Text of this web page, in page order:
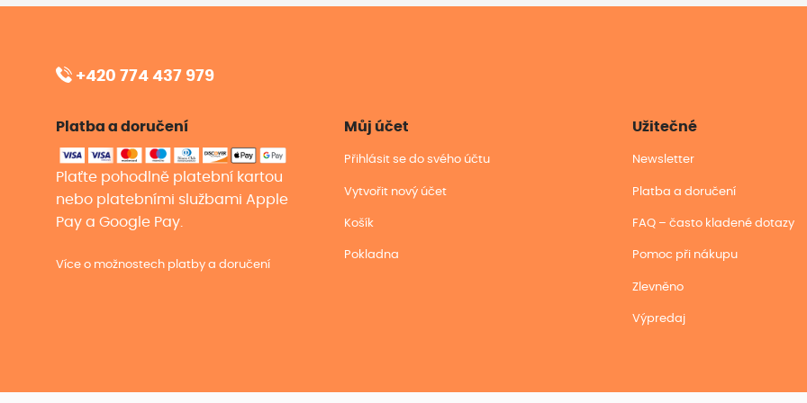
+420 774 437 979
Platba a doručení
Plaťte pohodlně platební kartou
nebo platebními službami Apple
Pay a Google Pay.
Více o možnostech platby a doručení
Můj účet
Přihlásit se do svého účtu
Vytvořit nový účet
Košík
Pokladna
Užitečné
Newsletter
Platba a doručení
FAQ – často kladené dotazy
Pomoc při nákupu
Zlevněno
Výpredaj